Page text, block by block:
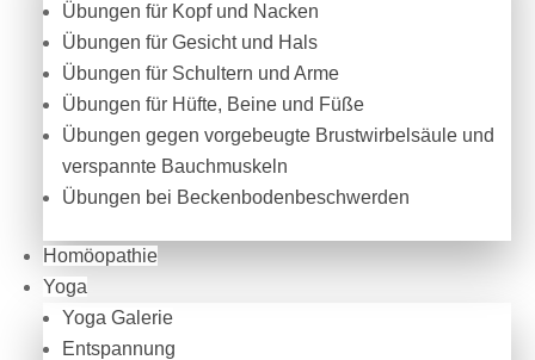
Übungen für Kopf und Nacken
Übungen für Gesicht und Hals
Übungen für Schultern und Arme
Übungen für Hüfte, Beine und Füße
Übungen gegen vorgebeugte Brustwirbelsäule und
verspannte Bauchmuskeln
Übungen bei Beckenbodenbeschwerden
Homöopathie
Yoga
Yoga Galerie
Entspannung